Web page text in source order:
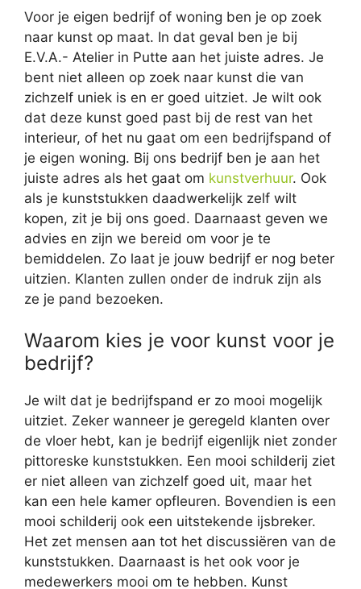
Voor je eigen bedrijf of woning ben je op zoek
naar kunst op maat. In dat geval ben je bij
E.V.A.- Atelier in Putte aan het juiste adres. Je
bent niet alleen op zoek naar kunst die van
zichzelf uniek is en er goed uitziet. Je wilt ook
dat deze kunst goed past bij de rest van het
interieur, of het nu gaat om een bedrijfspand of
je eigen woning. Bij ons bedrijf ben je aan het
juiste adres als het gaat om kunstverhuur. Ook
als je kunststukken daadwerkelijk zelf wilt
kopen, zit je bij ons goed. Daarnaast geven we
advies en zijn we bereid om voor je te
bemiddelen. Zo laat je jouw bedrijf er nog beter
uitzien. Klanten zullen onder de indruk zijn als
ze je pand bezoeken.
Waarom kies je voor kunst voor je
bedrijf?
Je wilt dat je bedrijfspand er zo mooi mogelijk
uitziet. Zeker wanneer je geregeld klanten over
de vloer hebt, kan je bedrijf eigenlijk niet zonder
pittoreske kunststukken. Een mooi schilderij ziet
er niet alleen van zichzelf goed uit, maar het
kan een hele kamer opfleuren. Bovendien is een
mooi schilderij ook een uitstekende ijsbreker.
Het zet mensen aan tot het discussiëren van de
kunststukken. Daarnaast is het ook voor je
medewerkers mooi om te hebben. Kunst